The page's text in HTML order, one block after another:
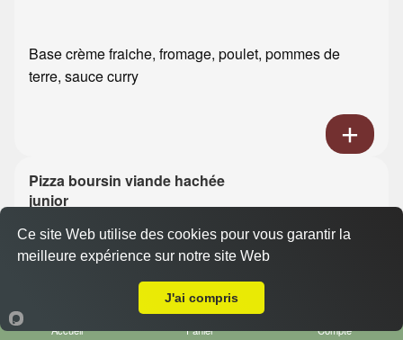
Base crème fraiche, fromage, poulet, pommes de
terre, sauce curry
Pizza boursin viande hachée
junior
7.50 €
Base crème fraiche, fromage, viande hachée, boursin
Accueil Panier Compte
Ce site Web utilise des cookies pour vous garantir la
meilleure expérience sur notre site Web
J'ai compris